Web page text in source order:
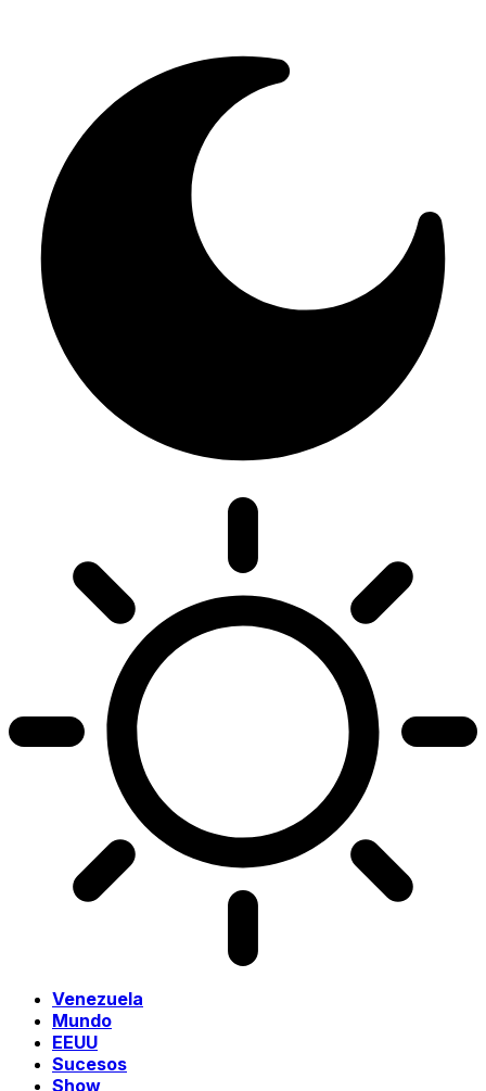
Venezuela
Mundo
EEUU
Sucesos
Show